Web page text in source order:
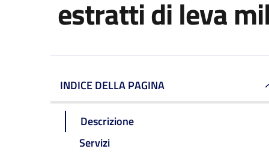
estratti di leva
INDICE DELLA PAGINA
Descrizione
Servizi